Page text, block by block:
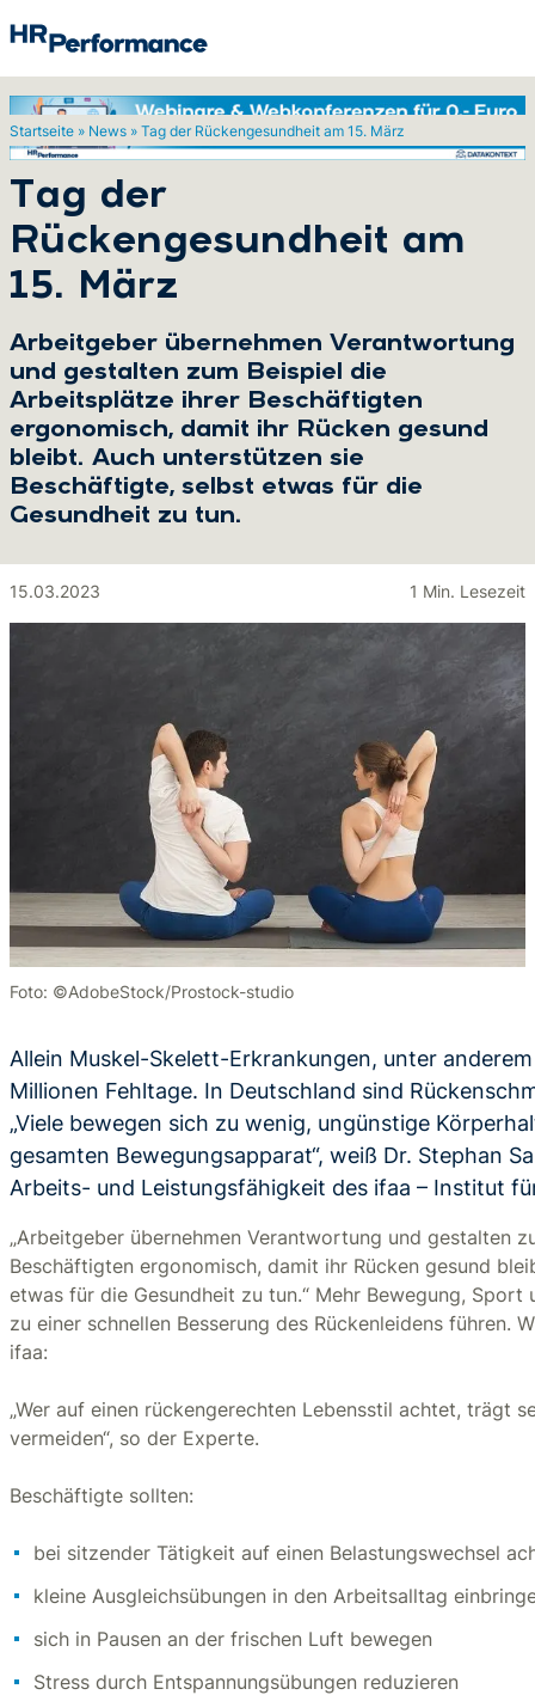
Startseite » News » Tag der Rückengesundheit am 15. März
Tag der
Rückengesundheit am
15. März
Arbeitgeber übernehmen Verantwortung
und gestalten zum Beispiel die
Arbeitsplätze ihrer Beschäftigten
ergonomisch, damit ihr Rücken gesund
bleibt. Auch unterstützen sie
Beschäftigte, selbst etwas für die
Gesundheit zu tun.
15.03.2023 1 Min. Lesezeit
Foto: ©AdobeStock/Prostock-studio
Allein Muskel-Skelett-Erkrankungen, unter
Millionen Fehltage. In Deutschland sind
„Viele bewegen sich zu wenig, ungünstige
gesamten Bewegungsapparat“, weiß Dr. Stephan
Arbeits- und Leistungsfähigkeit des ifaa – Institut
„Arbeitgeber übernehmen Verantwortung und gestalten
Beschäftigten ergonomisch, damit ihr Rücken gesund
etwas für die Gesundheit zu tun.“ Mehr Bewegung,
zu einer schnellen Besserung des Rückenleidens führen.
ifaa:
„Wer auf einen rückengerechten Lebensstil achtet, trägt
vermeiden“, so der Experte.
Beschäftigte sollten:
bei sitzender Tätigkeit auf einen Belastungswechsel
kleine Ausgleichsübungen in den Arbeitsalltag
sich in Pausen an der frischen Luft bewegen
Stress durch Entspannungsübungen reduzieren